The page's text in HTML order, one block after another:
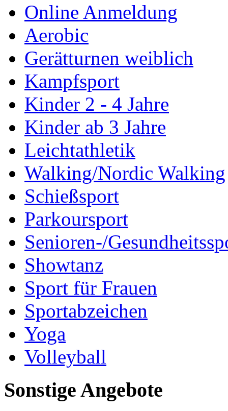
Online Anmeldung
Aerobic
Gerätturnen weiblich
Kampfsport
Kinder 2 - 4 Jahre
Kinder ab 3 Jahre
Leichtathletik
Walking/Nordic Walking
Schießsport
Parkoursport
Senioren-/
Showtanz
Sport für Frauen
Sportabzeichen
Yoga
Volleyball
Sonstige Angebote